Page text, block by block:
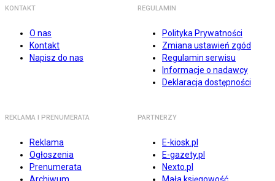
KONTAKT
O nas
Kontakt
Napisz do nas
REGULAMIN
Polityka Prywatności
Zmiana ustawień zgód
Regulamin serwisu
Informacje o nadawcy
Deklaracja dostępności
REKLAMA I PRENUMERATA
Reklama
Ogłoszenia
Prenumerata
PARTNERZY
E-kiosk.pl
E-gazety.pl
Nexto.pl